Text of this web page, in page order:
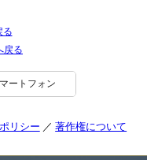
る
戻る
ートフォン
リシー 著作権について